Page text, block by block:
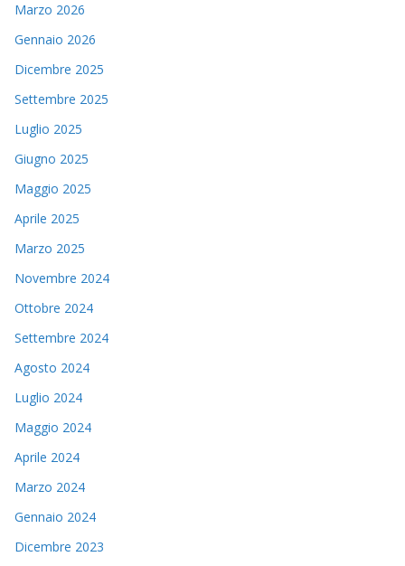
Marzo 2026
Gennaio 2026
Dicembre 2025
Settembre 2025
Luglio 2025
Giugno 2025
Maggio 2025
Aprile 2025
Marzo 2025
Novembre 2024
Ottobre 2024
Settembre 2024
Agosto 2024
Luglio 2024
Maggio 2024
Aprile 2024
Marzo 2024
Gennaio 2024
Dicembre 2023